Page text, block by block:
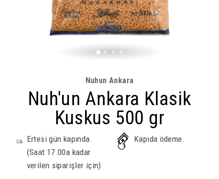
Nuhun Ankara
Nuh'un Ankara Klasik
Kuskus 500 gr
Ertesi gün kapında.
(Saat 17.00a kadar
verilen siparişler için)
Kapıda ödeme.